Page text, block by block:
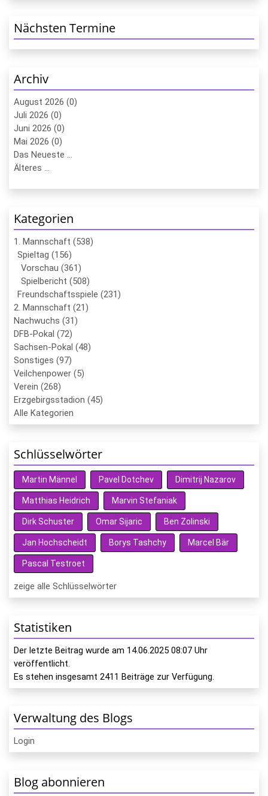
Nächsten Termine
Archiv
August 2026 (0)
Juli 2026 (0)
Juni 2026 (0)
Mai 2026 (0)
Das Neueste ...
Älteres ...
Kategorien
1. Mannschaft (538)
Spieltag (156)
Vorschau (361)
Spielbericht (508)
Freundschaftsspiele (231)
2. Mannschaft (21)
Nachwuchs (31)
DFB-Pokal (72)
Sachsen-Pokal (48)
Sonstiges (97)
Veilchenpower (5)
Verein (268)
Erzgebirgsstadion (45)
Alle Kategorien
Schlüsselwörter
Martin Männel Pavel Dotchev Dimitrij Nazarov
Matthias Heidrich Marvin Stefaniak
Dirk Schuster Omar Sijaric Ben Zolinski
Jan Hochscheidt Borys Tashchy Marcel Bär
Pascal Testroet
zeige alle Schlüsselwörter
Statistiken
Der letzte Beitrag wurde am 14.06.2025 08:07 Uhr
veröffentlicht.
Es stehen insgesamt 2411 Beiträge zur Verfügung.
Verwaltung des Blogs
Login
Blog abonnieren